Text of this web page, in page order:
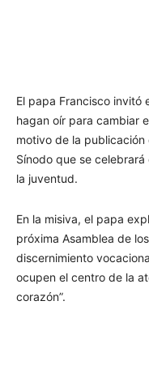
El papa Francisco invitó
hagan oír para cambiar
motivo de la
Sínodo que se
la juventud.
En la misiva, el papa
próxima Asamblea de
discernimiento
ocupen el centro de la
corazón”.